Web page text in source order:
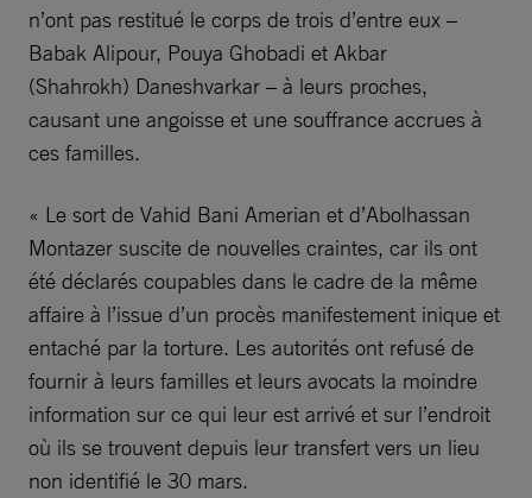
n’ont pas restitué le corps de trois d’entre eux –
Babak Alipour, Pouya Ghobadi et Akbar
(Shahrokh) Daneshvarkar – à leurs proches,
causant une angoisse et une souffrance accrues à
ces familles.
« Le sort de Vahid Bani Amerian et d’Abolhassan
Montazer suscite de nouvelles craintes, car ils ont
été déclarés coupables dans le cadre de la même
affaire à l’issue d’un procès manifestement inique et
entaché par la torture. Les autorités ont refusé de
fournir à leurs familles et leurs avocats la moindre
information sur ce qui leur est arrivé et sur l’endroit
où ils se trouvent depuis leur transfert vers un lieu
non identifié le 30 mars.